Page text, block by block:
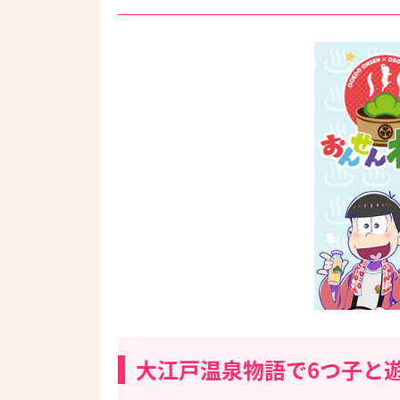
大江戸温泉物語で6つ子と